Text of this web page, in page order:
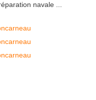
navale ...